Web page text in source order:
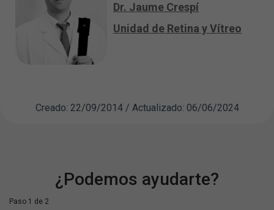
Dr. Jaume Crespí
Unidad de Retina y Vítreo
Creado: 22/09/2014 / Actualizado: 06/06/2024
¿Podemos ayudarte?
Paso 1 de 2